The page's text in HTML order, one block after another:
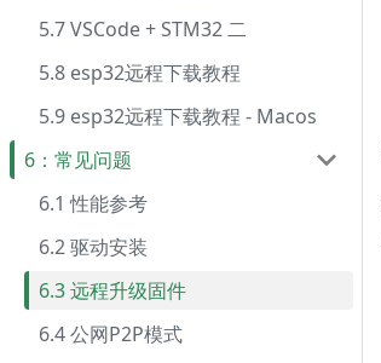
5.7 VSCode + STM32 二
5.8 esp32远程下载教程
5.9 esp32远程下载教程 - Macos
6：常见问题
6.1 性能参考
6.2 驱动安装
6.3 远程升级固件
6.4 公网P2P模式